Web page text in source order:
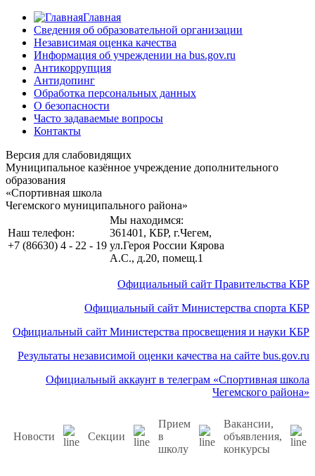
Главная
Сведения об образовательной организации
Независимая оценка качества
Информация об учреждении на bus.gov.ru
Антикоррупция
Антидопинг
Обработка персональных данных
О безопасности
Часто задаваемые вопросы
Контакты
Версия для слабовидящих
Муниципальное казённое учреждение дополнительного
образования
«Спортивная школа
Чегемского муниципального района»
Наш телефон:
+7 (86630) 4 - 22 - 19
Мы находимся:
361401, КБР, г.Чегем,
ул.Героя России Кярова
А.С., д.20, помещ.1
Официальный сайт Правительства КБР
Официальный сайт Министерства спорта КБР
Официальный сайт Министерства просвещения и науки КБР
Результаты независимой оценки качества на сайте bus.gov.ru
Официальный аккаунт в телеграм «Спортивная школа
Чегемского района»
Новости Секции
Прием
в
школу
Вакансии,
объявления,
конкурсы